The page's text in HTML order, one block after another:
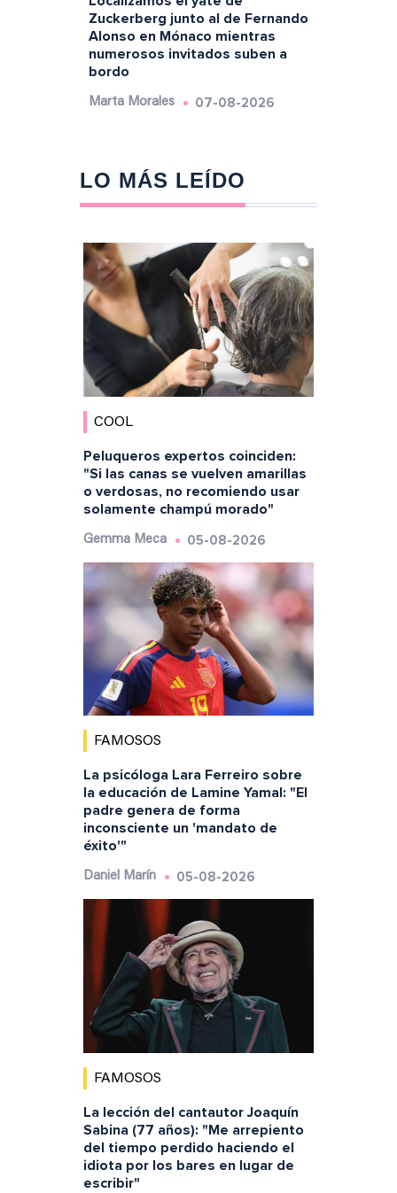
Zuckerberg junto al de Fernando
Alonso en Mónaco mientras
numerosos invitados suben a
bordo
Marta Morales 07-08-2026
LO MÁS LEÍDO
COOL
Peluqueros expertos coinciden:
"Si las canas se vuelven amarillas
o verdosas, no recomiendo usar
solamente champú morado"
Gemma Meca 05-08-2026
FAMOSOS
La psicóloga Lara Ferreiro sobre
la educación de Lamine Yamal: "El
padre genera de forma
inconsciente un 'mandato de
éxito'"
Daniel Marín 05-08-2026
FAMOSOS
La lección del cantautor Joaquín
Sabina (77 años): "Me arrepiento
del tiempo perdido haciendo el
idiota por los bares en lugar de
escribir"